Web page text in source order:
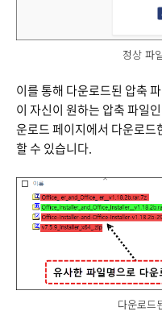
정상 파
이를 통해 다운로드된 압축
이 자신이 원하는 압축 파일
운로드 페이지에서 다운로드
할 수 있습니다.
다운로드